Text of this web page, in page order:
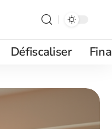
Défiscaliser